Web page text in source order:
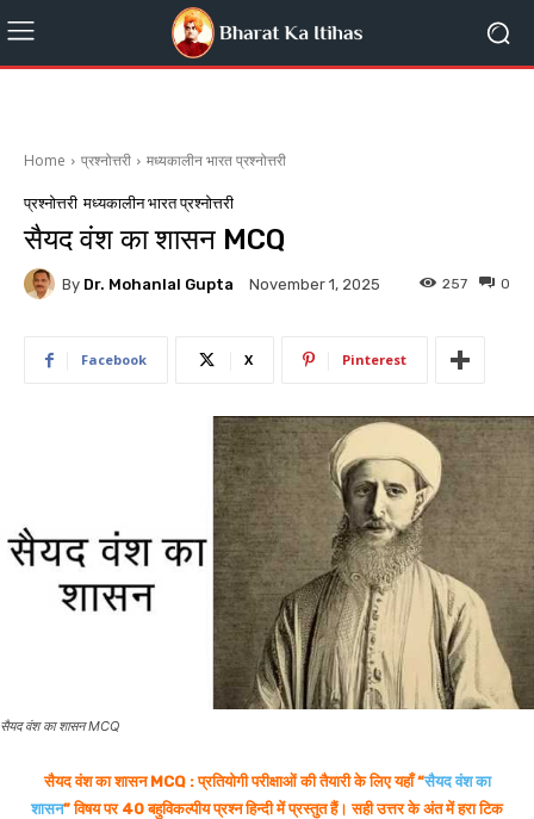
Home प्रश्नोत्तरी मध्यकालीन भारत प्रश्नोत्तरी
प्रश्नोत्तरी मध्यकालीन भारत प्रश्नोत्तरी
सैयद वंश का शासन MCQ
By Dr. Mohanlal Gupta November 1, 2025 0
257
Facebook X Pinterest
सैयद वंश का शासन MCQ
सैयद वंश का शासन MCQ : प्रतियोगी परीक्षाओं की तैयारी के लिए यहाँ “सैयद वंश का
शासन” विषय पर 40 बहुविकल्पीय प्रश्न हिन्दी में प्रस्तुत हैं। सही उत्तर के अंत में हरा टिक